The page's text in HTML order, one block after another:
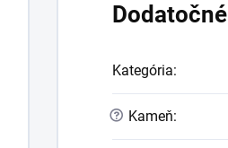
Kategória:
? Kameň: